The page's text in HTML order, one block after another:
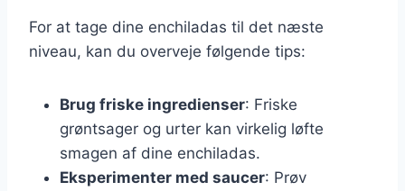
For at tage dine enchiladas til det næste
niveau, kan du overveje følgende tips:
Brug friske ingredienser: Friske
grøntsager og urter kan virkelig løfte
smagen af dine enchiladas.
Eksperimenter med saucer: Prøv